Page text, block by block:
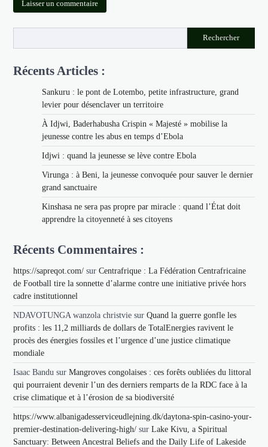
Rechercher
Récents Articles :
Sankuru : le pont de Lotembo, petite infrastructure, grand
levier pour désenclaver un territoire
À Idjwi, Baderhabusha Crispin « Majesté » mobilise la
jeunesse contre les abus en temps d’Ebola
Idjwi : quand la jeunesse se lève contre Ebola
Virunga : à Beni, la jeunesse convoquée pour sauver le dernier
grand sanctuaire
Kinshasa ne sera pas propre par miracle : quand l’État doit
apprendre la citoyenneté à ses citoyens
Récents Commentaires :
https://sapreqot.com/ surCentrafrique : La Fédération Centrafricaine
de Football tire la sonnette d’alarme contre une initiative privée hors
cadre institutionnel
NDAVOTUNGA wanzola christvie surQuand la guerre gonfle les
profits : les 11,2 milliards de dollars de TotalEnergies ravivent le
procès des énergies fossiles et l’urgence d’une justice climatique
mondiale
Isaac Bandu surMangroves congolaises : ces forêts oubliées du littoral
qui pourraient devenir l’un des derniers remparts de la RDC face à la
crise climatique et à l’érosion de sa biodiversité
https://www.albanigadesserviceudlejning.dk/daytona-spin-casino-your-
premier-destination-delivering-high/ surLake Kivu, a Spiritual
Sanctuary: Between Ancestral Beliefs and the Daily Life of Lakeside